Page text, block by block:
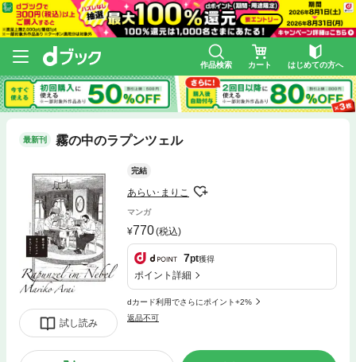
作品検索 カート はじめての方へ
最新刊 霧の中のラプンツェル
試し読み
完結
あらい･まりこ
マンガ
770(税込)
7pt獲得
ポイント詳細
dカード利用でさらにポイント+2%
返品不可